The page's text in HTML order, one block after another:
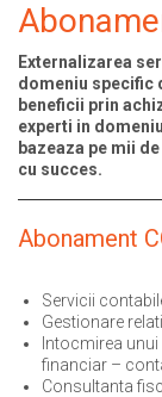
Externalizarea
domeniu specific
beneficii prin
experti in
bazeaza pe mii
cu succes.
Abonament
Servicii
Gestionare
Intocmirea
financiar –
Consultanta